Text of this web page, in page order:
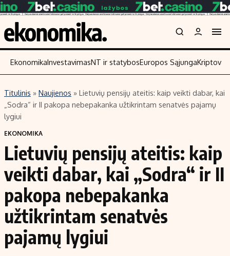
Turinys
Naujienos
Aplinka
Verslas
Energetika
Politika
NT ir statybos
Skaitykite
Žemės ūkis
Technologijos
Laisvalaikis
Populiarios temos
EkonomikaInvestavimasNT ir statybosEuropos Sąjunga
Titulinis » Naujienos » Lietuvių pensijų ateitis: kaip veikti dabar, kai
„Sodra“ ir II pakopa nebepakanka užtikrintam senatvės pajamų
lygiui
EKONOMIKA
Lietuvių pensijų ateitis: kaip
veikti dabar, kai „Sodra“ ir II
pakopa nebepakanka
užtikrintam senatvės
pajamų lygiui